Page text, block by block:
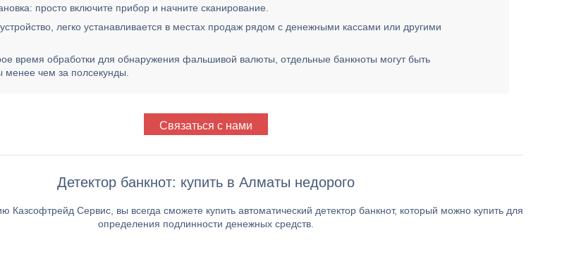
просто включите прибор и начните сканирование.
легко устанавливается в местах продаж рядом с денежными кассами или другими
время обработки для обнаружения фальшивой валюты, отдельные банкноты могут быть
менее чем за полсекунды.
Связаться с нами
Детектор банкнот: купить в Алматы недорого
Казсофтрейд Сервис, вы всегда сможете купить автоматический детектор банкнот, который можно купить для
определения подлинности денежных средств.